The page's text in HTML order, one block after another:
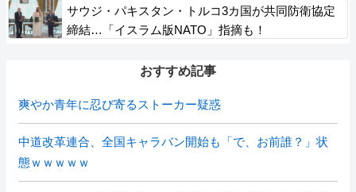
サウジ・パキスタン・トルコ3カ国が共同防衛協定
締結…「イスラム版NATO」指摘も！
おすすめ記事
爽やか青年に忍び寄るストーカー疑惑
中道改革連合、全国キャラバン開始も「で、お前誰？」状
態ｗｗｗｗｗ